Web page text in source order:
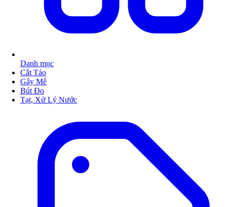
Danh mục
Cắt Tảo
Gây Mê
Bút Đo
Tạt, Xử Lý Nước